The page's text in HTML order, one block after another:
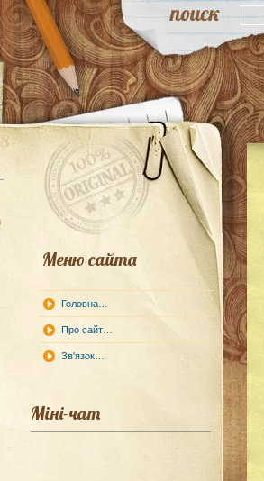
Меню сайта
Головна…
Про сайт…
Зв'язок…
Міні-чат